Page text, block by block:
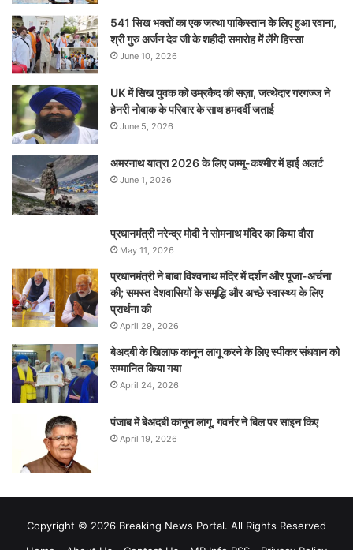
541 सिख भक्तों का एक जत्था पाकिस्तान के लिए हुआ रवाना,
श्री गुरु अर्जन देव जी के शहीदी समारोह में लेंगे हिस्सा
June 10, 2026
UK में सिख युवक को उम्रकैद की सज़ा, जत्थेदार गरगज्ज ने
हेनरी नोवाक के परिवार के साथ हमदर्दी जताई
June 5, 2026
अमरनाथ यात्रा 2026 के लिए जम्मू-कश्मीर में हाई अलर्ट
June 1, 2026
प्रधानमंत्री नरेन्‍द्र मोदी ने सोमनाथ मंदिर का किया दौरा
May 11, 2026
प्रधानमंत्री ने बाबा विश्वनाथ मंदिर में दर्शन और पूजा-अर्चना
की; समस्‍त देशवासियों के समृद्धि और अच्छे स्वास्थ्य के लिए
प्रार्थना की
April 29, 2026
बेअदबी के खिलाफ कानून लागू करने के लिए स्पीकर संधवान को
सम्मानित किया गया
April 24, 2026
पंजाब में बेअदबी कानून लागू, गवर्नर ने बिल पर साइन किए
April 19, 2026
Copyright © 2026 Breaking News Portal. All Rights Reserved